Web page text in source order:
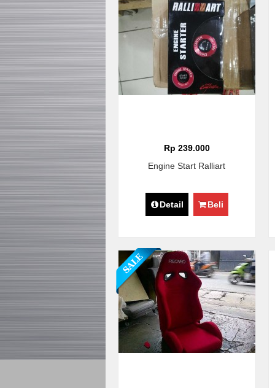
Rp 239.000
Engine Start Ralliart
Detail Beli